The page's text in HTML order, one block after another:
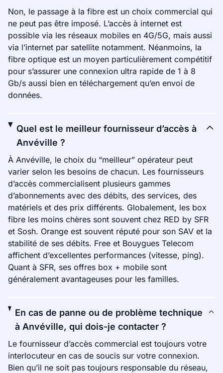
Non, le passage à la fibre est un choix commercial qui
ne peut pas être imposé. L’accès à internet est
possible via les réseaux mobiles en 4G/5G, mais aussi
via l’internet par satellite notamment. Néanmoins, la
fibre optique est un moyen particulièrement compétitif
pour s’assurer une connexion ultra rapide de 1 à 8
Gb/s aussi bien en téléchargement qu’en envoi de
données.
Quel est le meilleur fournisseur d’accès à
Anvéville ?
À Anvéville, le choix du “meilleur” opérateur peut
varier selon les besoins de chacun. Les fournisseurs
d’accès commercialisent plusieurs gammes
d’abonnements avec des débits, des services, des
matériels et des prix différents. Globalement, les box
fibre les moins chères sont souvent chez RED by SFR
et Sosh. Orange est souvent réputé pour son SAV et la
stabilité de ses débits. Free et Bouygues Telecom
affichent d’excellentes performances (vitesse, ping).
Quant à SFR, ses offres box + mobile sont
généralement avantageuses pour les familles.
En cas de panne ou de problème technique
à Anvéville, qui dois-je contacter ?
Le fournisseur d’accès commercial est toujours votre
interlocuteur en cas de soucis sur votre connexion.
Bien qu’il ne soit pas toujours responsable du réseau,